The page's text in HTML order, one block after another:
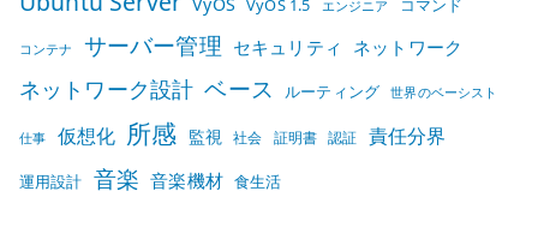
VyOS 1.5 エンジニア コマンド
コンテナ サーバー管理 セキュリティ ネットワーク
ネットワーク設計 ベース ルーティング 世界のベーシスト
仕事 仮想化 所感 監視 社会 証明書 認証 責任分界
運用設計 音楽 音楽機材 食生活